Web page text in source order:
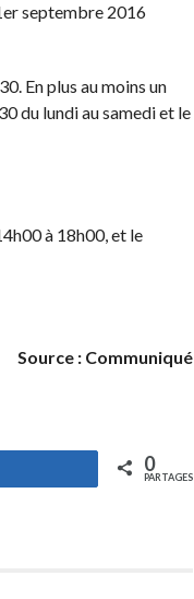
septembre 2016
En plus au moins un
du lundi au samedi et le
à 18h00, et le
Source : Communiqué
0
PARTAGES